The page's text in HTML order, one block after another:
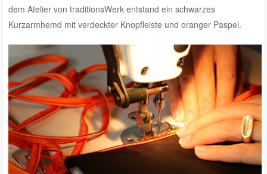
dem Atelier von traditionsWerk entstand ein schwarzes
Kurzarmhemd mit verdeckter Knopfleiste und oranger Paspel.